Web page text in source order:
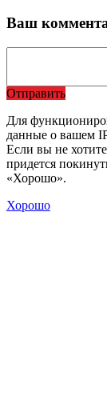
Ваш
Отправить
Для
данные о вашем
Если вы не
придется
«Хорошо».
Хорошо